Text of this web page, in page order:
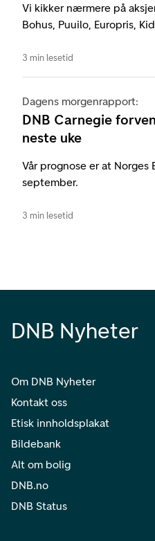
Vi kikker nærmere på
Bohus, Puuilo, Europris,
3 min lesetid
Dagens morgenrapport:
DNB Carnegie
neste uke
Vår prognose er at Norges
september.
3 min lesetid
DNB Nyheter
Om DNB Nyheter
Kontakt oss
Etisk innholdsplakat
Bildebank
Alt om bolig
DNB.no
DNB Status